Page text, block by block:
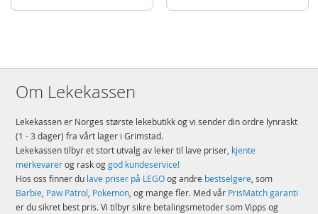
Om Lekekassen
Lekekassen er Norges største lekebutikk og vi sender din ordre lynraskt
(1 - 3 dager) fra vårt lager i Grimstad.
Lekekassen tilbyr et stort utvalg av leker til lave priser, kjente
merkevarerog rask oggod kundeservice!
Hos oss finner du lave priser på LEGOog andre bestselgere, som
Barbie, Paw Patrol, Pokemon, og mange fler. Med vår PrisMatch garanti
er du sikret best pris. Vi tilbyr sikre betalingsmetoder som Vipps og